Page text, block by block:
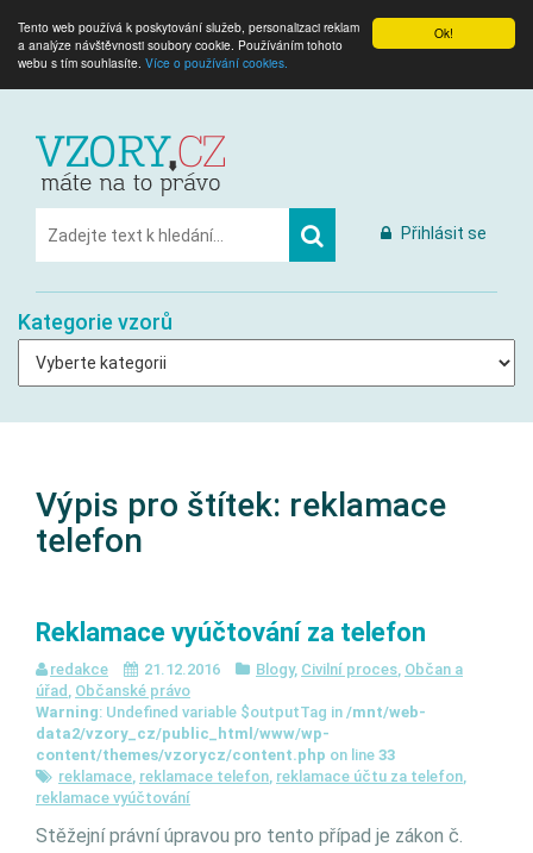
Ok!
Tento web používá k poskytování služeb, personalizaci reklam
a analýze návštěvnosti soubory cookie. Používáním tohoto
webu s tím souhlasíte. Více o používání cookies.
Přihlásit se
Kategorie vzorů
Výpis pro štítek: reklamace
telefon
Reklamace vyúčtování za telefon
redakce 21.12.2016 Blogy, Civilní proces, Občan a
úřad , Občanské právo
Warning: Undefined variable $outputTag in /mnt/web-
data2/vzory_cz/public_html/www/wp-
content/themes/vzorycz/content.php on line 33
reklamace, reklamace telefon, reklamace účtu za telefon,
reklamace vyúčtování
Stěžejní právní úpravou pro tento případ je zákon č.